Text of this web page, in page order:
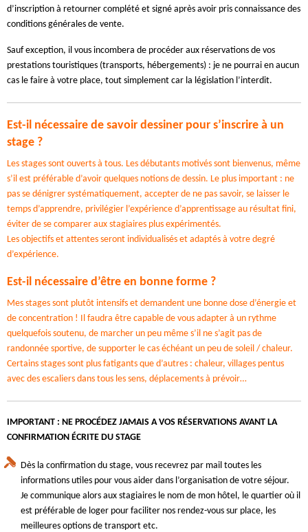
d’inscription à retourner complété et signé après avoir pris connaissance des
conditions générales de vente.
Sauf exception, il vous incombera de procéder aux réservations de vos
prestations touristiques (transports, hébergements) : je ne pourrai en aucun
cas le faire à votre place, tout simplement car la législation l’interdit.
Est-il nécessaire de savoir dessiner pour s’inscrire à un
stage ?
Les stages sont ouverts à tous. Les débutants motivés sont bienvenus, même
s’il est préférable d’avoir quelques notions de dessin. Le plus important : ne
pas se dénigrer systématiquement, accepter de ne pas savoir, se laisser le
temps d’apprendre, privilégier l’expérience d’apprentissage au résultat fini,
éviter de se comparer aux stagiaires plus expérimentés.
Les objectifs et attentes seront individualisés et adaptés à votre degré
d’expérience.
Est-il nécessaire d’être en bonne forme ?
Mes stages sont plutôt intensifs et demandent une bonne dose d’énergie et
de concentration ! Il faudra être capable de vous adapter à un rythme
quelquefois soutenu, de marcher un peu même s’il ne s’agit pas de
randonnée sportive, de supporter le cas échéant un peu de soleil / chaleur.
Certains stages sont plus fatigants que d’autres : chaleur, villages pentus
avec des escaliers dans tous les sens, déplacements à prévoir…
IMPORTANT : NE PROCÉDEZ JAMAIS A VOS RÉSERVATIONS AVANT LA
CONFIRMATION ÉCRITE DU STAGE
Dès la confirmation du stage, vous recevrez par mail toutes les
informations utiles pour vous aider dans l’organisation de votre séjour.
Je communique alors aux stagiaires le nom de mon hôtel, le quartier où il
est préférable de loger pour faciliter nos rendez-vous sur place, les
meilleures options de transport etc.